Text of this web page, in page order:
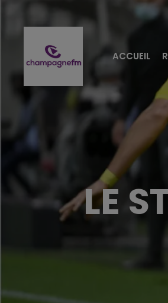
ACCUEIL
LE